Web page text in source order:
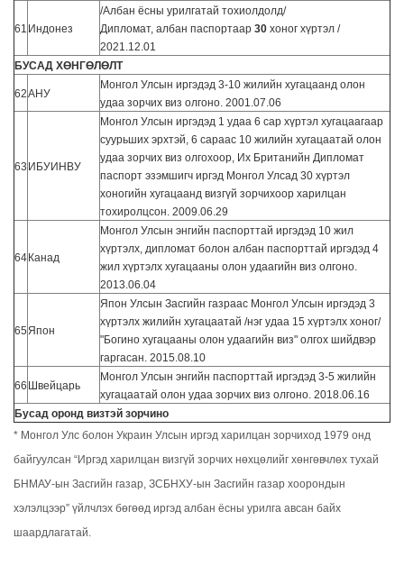
61 Индонез
/Албан ёсны урилгатай тохиолдолд/
Дипломат, албан паспортаар 30 хоног хүртэл /
2021.12.01
БУСАД ХӨНГӨЛӨЛТ
62АНУ
Монгол Улсын иргэдэд 3-10 жилийн хугацаанд олон
удаа зорчих виз олгоно. 2001.07.06
63 ИБУИНВУ
Монгол Улсын иргэдэд 1 удаа 6 сар хүртэл хугацаагаар
суурьших эрхтэй, 6 сараас 10 жилийн хугацаатай олон
удаа зорчих виз олгохоор, Их Британийн Дипломат
паспорт эзэмшигч иргэд Монгол Улсад 30 хүртэл
хоногийн хугацаанд визгүй зорчихоор харилцан
тохиролцсон. 2009.06.29
64 Канад
Монгол Улсын энгийн паспорттай иргэдэд 10 жил
хүртэлх, дипломат болон албан паспорттай иргэдэд 4
жил хүртэлх хугацааны олон удаагийн виз олгоно.
2013.06.04
65Япон
Япон Улсын Засгийн газраас Монгол Улсын иргэдэд 3
хүртэлх жилийн хугацаатай /нэг удаа 15 хүртэлх хоног/
"Богино хугацааны олон удаагийн виз" олгох шийдвэр
гаргасан. 2015.08.10
66 Швейцарь
Монгол Улсын энгийн паспорттай иргэдэд 3-5 жилийн
хугацаатай олон удаа зорчих виз олгоно. 2018.06.16
Бусад оронд визтэй зорчино
* Монгол Улс болон Украин Улсын иргэд харилцан зорчиход 1979 онд
байгуулсан “Иргэд харилцан визгүй зорчих нөхцөлийг хөнгөвчлөх тухай
БНМАУ-ын Засгийн газар, ЗСБНХУ-ын Засгийн газар хоорондын
хэлэлцээр” үйлчлэх бөгөөд иргэд албан ёсны урилга авсан байх
шаардлагатай.